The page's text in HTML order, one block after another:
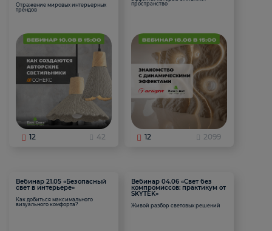
Отражение мировых интерьерных
трендов
12 42
пространство
12 2099
Вебинар 21.05 «Безопасный
свет в интерьере»
Как добиться максимального
визуального комфорта?
Вебинар 04.06 «Свет без
компромиссов: практикум от
SKYTEK»
Живой разбор световых решений